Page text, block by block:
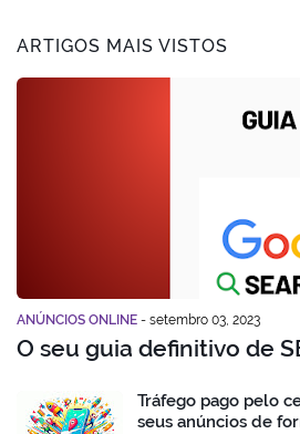
ARTIGOS MAIS VISTOS
ANÚNCIOS ONLINE - setembro 03, 2023
O seu guia definitivo de
Tráfego pago pelo
seus anúncios de